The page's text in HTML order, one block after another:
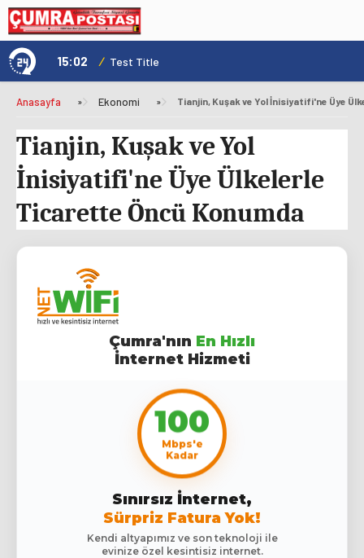
15:02 / Test Title
Anasayfa » Ekonomi »
Tianjin, Kuşak ve Yol
İnisiyatifi'ne Üye Ülkelerle
Ticarette Öncü Konumda
Çumra'nın En Hızlı
İnternet Hizmeti
100
Mbps'e
Kadar
Sınırsız İnternet,
Sürpriz Fatura Yok!
Kendi altyapımız ve son teknoloji ile
evinize özel kesintisiz internet.